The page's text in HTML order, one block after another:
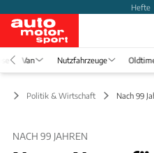
Hefte
Van Nutzfahrzeuge
Politik & Wirtschaft Nach 99
NACH 99 JAHREN